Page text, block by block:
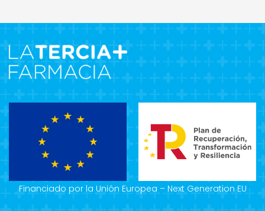
Financiado por la Unión Europea – Next Generation EU